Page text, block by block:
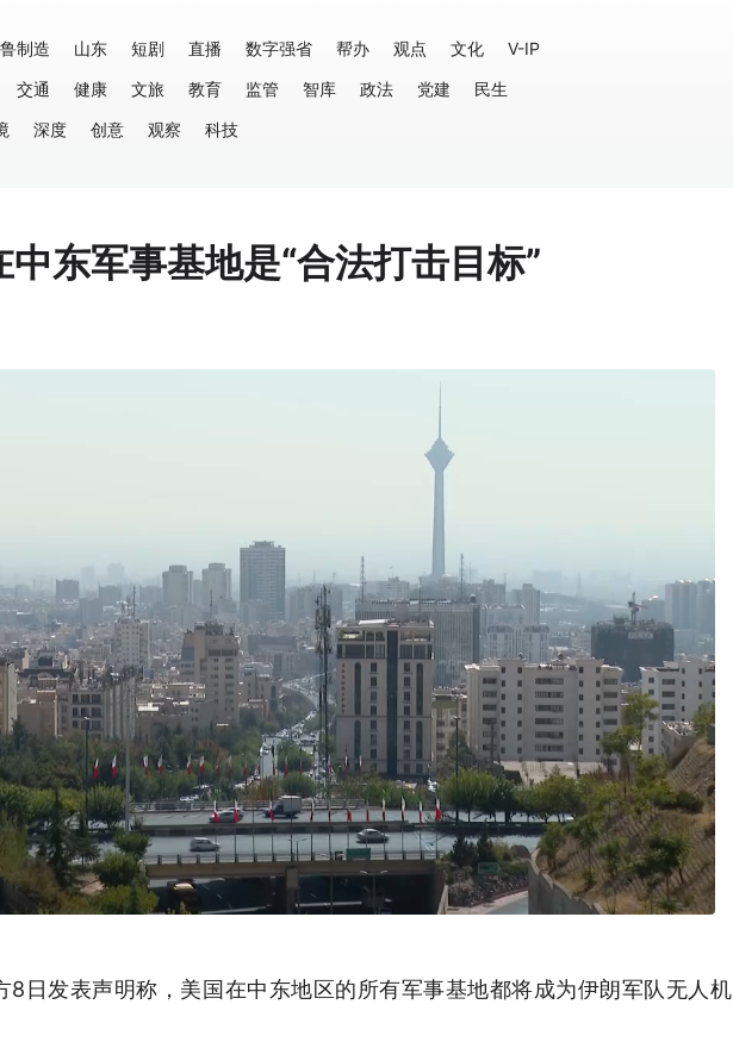
制造 山东 短剧 直播 数字强省 帮办 观点 文化
V-IP
交通 健康 文旅 教育 监管 智库 政法 党建
民生
深度 创意 观察 科技
东军事基地是“合法打击目标”
8日发表声明称，美国在中东地区的所有军事基地都将成为伊朗军队无人机